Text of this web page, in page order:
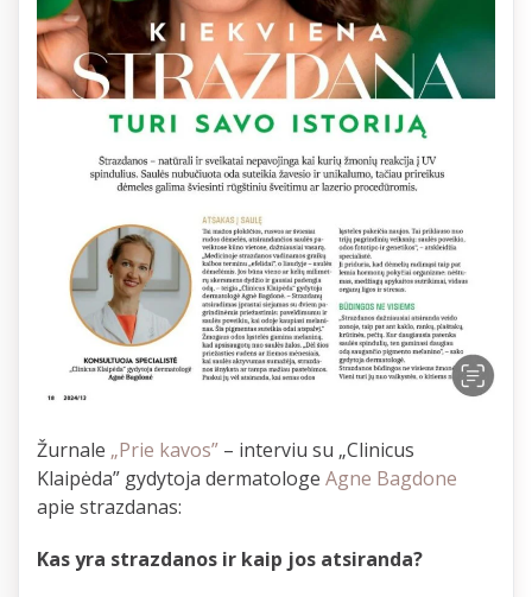
Žurnale „Prie kavos” – interviu su „Clinicus
Klaipėda” gydytoja dermatologe Agne Bagdone
apie strazdanas:
Kas yra strazdanos ir kaip jos atsiranda?